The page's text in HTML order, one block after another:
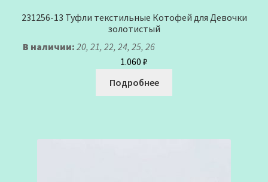
231256-13 Туфли текстильные Котофей для Девочки
золотистый
В наличии: 20, 21, 22, 24, 25, 26
1.060 ₽
Подробнее